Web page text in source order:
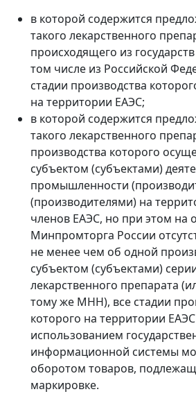
в которой содержится
такого лекарственного
происходящего из
том числе из Российской
стадии производства
на территории ЕАЭС;
в которой содержится
такого лекарственного
производства которого
субъектом (субъектами)
промышленности
(производителями) на
членов ЕАЭС, но при этом на
Минпромторга России
не менее чем об одной
субъектом (субъектами)
лекарственного препарата
тому же МНН), все стадии
которого на территории
использованием
информационной системы
оборотом товаров,
маркировке.